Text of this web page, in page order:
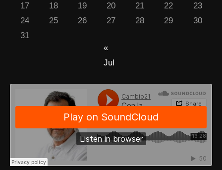
17
18 19 20 21 22
23
24
25 26 27 28 29
30
31
«
Jul